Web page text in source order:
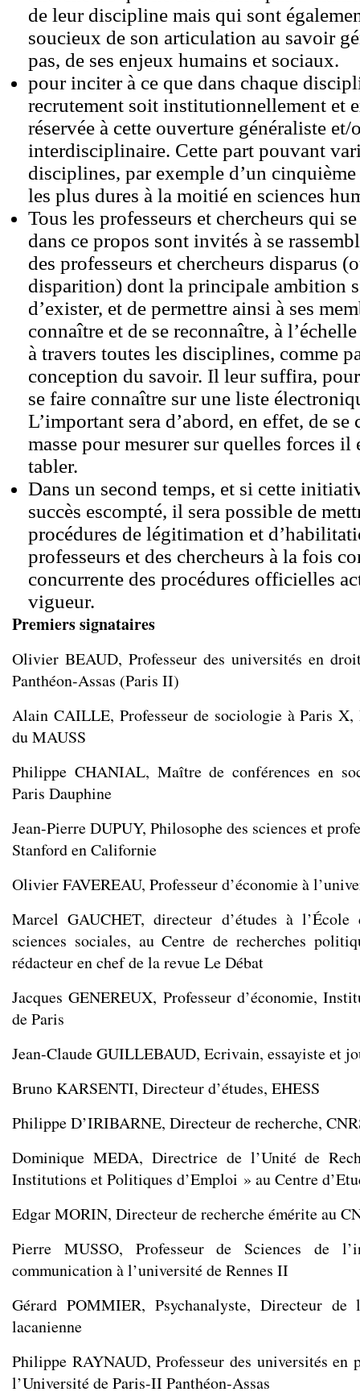
de leur discipline mais qui sont
soucieux de son articulation au savoir
pas, de ses enjeux humains et sociaux.
pour inciter à ce que dans chaque
recrutement soit institutionnellement et
réservée à cette ouverture généraliste et/
interdisciplinaire. Cette part pouvant
disciplines, par exemple d’un cinquième
les plus dures à la moitié en sciences
Tous les professeurs et chercheurs qui
dans ce propos sont invités à se
des professeurs et chercheurs disparus
disparition) dont la principale ambition
d’exister, et de permettre ainsi à ses
connaître et de se reconnaître, à
à travers toutes les disciplines, comme
conception du savoir. Il leur suffira,
se faire connaître sur une liste
L’important sera d’abord, en effet, de se
masse pour mesurer sur quelles forces il
tabler.
Dans un second temps, et si cette
succès escompté, il sera possible de
procédures de légitimation et
professeurs et des chercheurs à la fois
concurrente des procédures officielles
vigueur.
Premiers signataires
Olivier BEAUD, Professeur des universités en
Panthéon-Assas (Paris II)
Alain CAILLE, Professeur de sociologie à Paris
du MAUSS
Philippe CHANIAL, Maître de conférences en
Paris Dauphine
Jean-Pierre DUPUY, Philosophe des sciences et
Stanford en Californie
Olivier FAVEREAU, Professeur d’économie à
Marcel GAUCHET, directeur d’études à l’École
sciences sociales, au Centre de recherches
rédacteur en chef de la revue Le Débat
Jacques GENEREUX, Professeur d’économie,
de Paris
Jean-Claude GUILLEBAUD, Ecrivain, essayiste et
Bruno KARSENTI, Directeur d’études, EHESS
Philippe D’IRIBARNE, Directeur de recherche,
Dominique MEDA, Directrice de l’Unité de
Institutions et Politiques d’Emploi » au Centre
Edgar MORIN, Directeur de recherche émérite au
Pierre MUSSO, Professeur de Sciences de
communication à l’université de Rennes II
Gérard POMMIER, Psychanalyste, Directeur
lacanienne
Philippe RAYNAUD, Professeur des universités en
l’Université de Paris-II Panthéon-Assas